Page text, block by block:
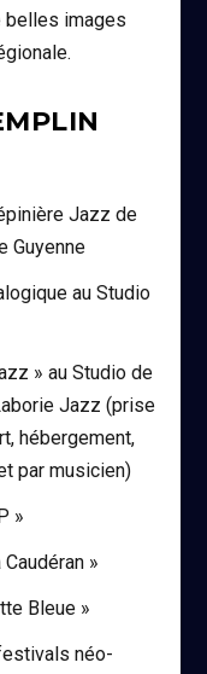
belles images
Jazz de
Guyenne
au Studio
» au Studio de
Jazz (prise
hébergement,
par musicien)
»
»
Bleue »
néo-